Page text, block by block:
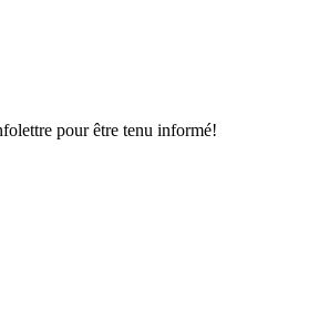
pour être tenu informé!